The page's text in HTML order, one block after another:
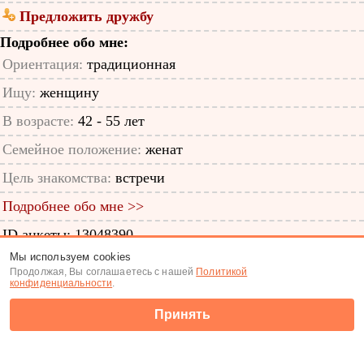
Предложить дружбу
Подробнее обо мне:
Ориентация: традиционная
Ищу: женщину
В возрасте: 42 - 55 лет
Семейное положение: женат
Цель знакомства: встречи
Подробнее обо мне >>
ID анкеты: 13048390
Знакомства|Поиск анкет
(c) Tabor.ru 2026
Мы используем cookies
Продолжая, Вы соглашаетесь с нашей Политикой
конфиденциальности.
Принять